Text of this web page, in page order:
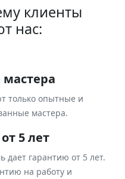
клиенты
нас:
только опытные и
мастера.
5 лет
дает гарантию от 5 лет.
на работу и